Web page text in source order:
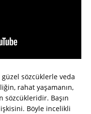
güzel sözcüklerle veda
rahat yaşamanın,
sözcükleridir. Başın
Böyle incelikli